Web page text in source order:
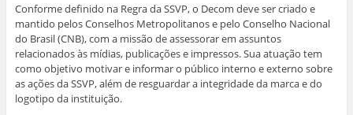
Conforme definido na Regra da SSVP, o Decom deve ser criado e
mantido pelos Conselhos Metropolitanos e pelo Conselho Nacional
do Brasil (CNB), com a missão de assessorar em assuntos
relacionados às mídias, publicações e impressos. Sua atuação tem
como objetivo motivar e informar o público interno e externo sobre
as ações da SSVP, além de resguardar a integridade da marca e do
logotipo da instituição.